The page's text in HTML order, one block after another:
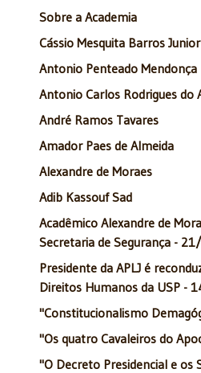
Sobre a Academia
Cássio Mesquita Barros Junior
Antonio Penteado Mendonça
Antonio Carlos Rodrigues do
André Ramos Tavares
Amador Paes de Almeida
Alexandre de Moraes
Adib Kassouf Sad
Acadêmico Alexandre de
Secretaria de Segurança -
Presidente da APLJ é
Direitos Humanos da USP -
"Constitucionalismo
"Os quatro Cavaleiros do
"O Decreto Presidencial e